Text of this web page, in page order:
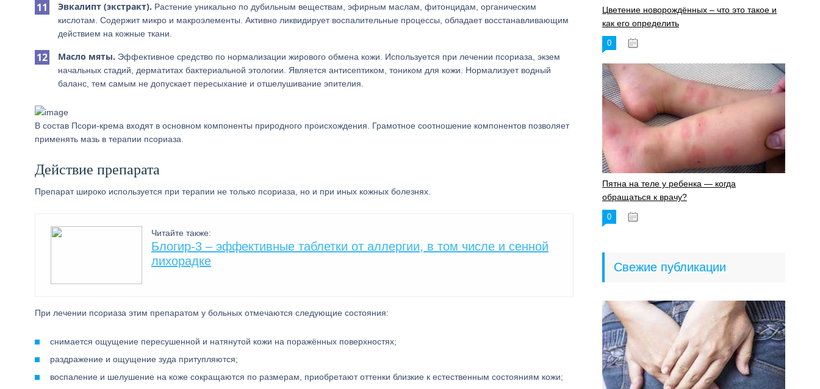
Эвкалипт (экстракт). Растение уникально по дубильным веществам, эфирным маслам, фитонцидам, органическим
кислотам. Содержит микро и макроэлементы. Активно ликвидирует воспалительные процессы, обладает восстанавливающим
действием на кожные ткани.
Масло мяты. Эффективное средство по нормализации жирового обмена кожи. Используется при лечении псориаза, экзем
начальных стадий, дерматитах бактериальной этологии. Является антисептиком, тоником для кожи. Нормализует водный
баланс, тем самым не допускает пересыхание и отшелушивание эпителия.
В состав Псори-крема входят в основном компоненты природного происхождения. Грамотное соотношение компонентов позволяет
применять мазь в терапии псориаза.
Действие препарата
Препарат широко используется при терапии не только псориаза, но и при иных кожных болезнях.
Читайте также:
Блогир-3 – эффективные таблетки от аллергии, в том числе и сенной
лихорадке
При лечении псориаза этим препаратом у больных отмечаются следующие состояния:
снимается ощущение пересушенной и натянутой кожи на поражённых поверхностях;
раздражение и ощущение зуда притупляются;
воспаление и шелушение на коже сокращаются по размерам, приобретают оттенки близкие к естественным состояниям кожи;
Цветение новорождённых – что это такое и
как его определить
0
Пятна на теле у ребенка — когда
обращаться к врачу?
0
Свежие публикации